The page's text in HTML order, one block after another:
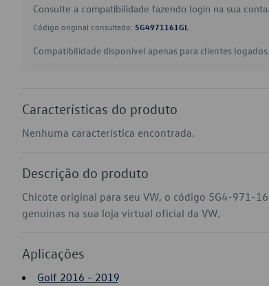
Consulte a compatibilidade fazendo login na sua conta.
Código original consultado: 5G4971161GL
Compatibilidade disponível apenas para clientes logados.
Características do produto
Nenhuma característica encontrada.
Descrição do produto
Chicote original para seu VW, o código 5G4-971-
genuínas na sua loja virtual oficial da VW.
Aplicações
Golf 2016 - 2019